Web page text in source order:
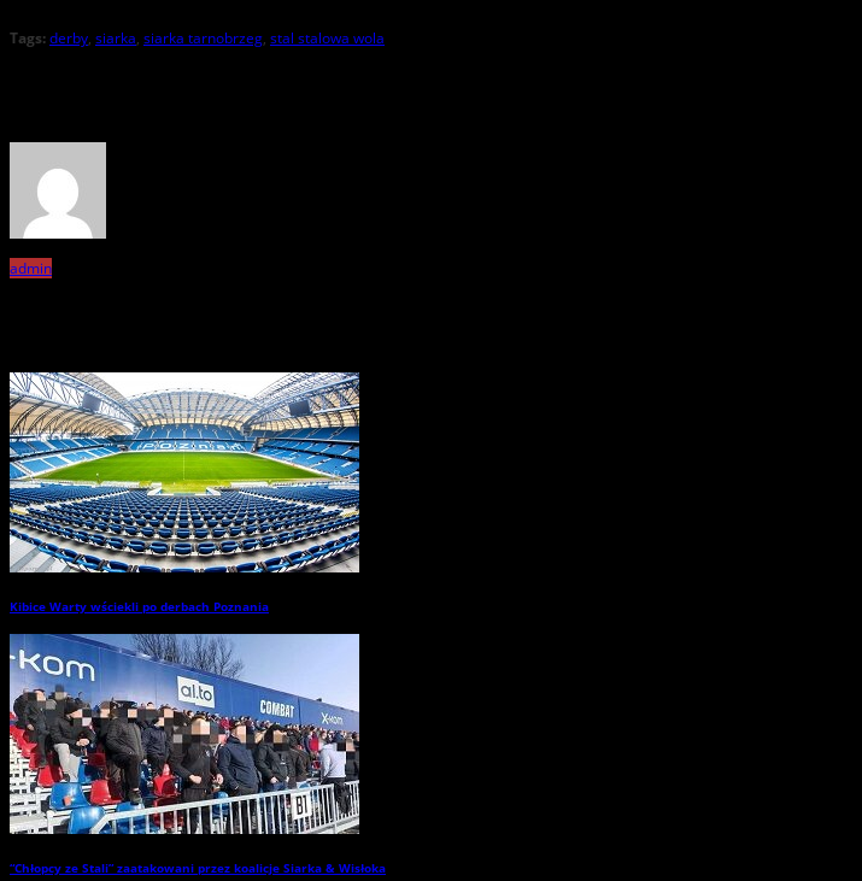
Tags:derby, siarka, siarka tarnobrzeg, stal stalowa wola
admin
Kibice Warty wściekli po derbach Poznania
“Chłopcy ze Stali” zaatakowani przez koalicje Siarka & Wisłoka